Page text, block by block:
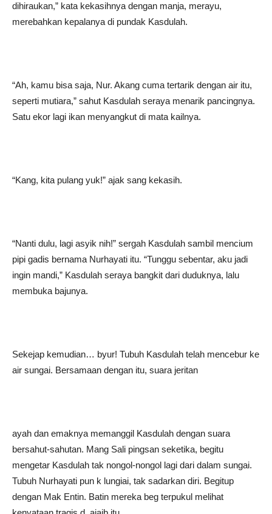
dihiraukan,” kata kekasihnya dengan manja, merayu,
merebahkan kepalanya di pundak Kasdulah.
“Ah, kamu bisa saja, Nur. Akang cuma tertarik dengan air itu,
seperti mutiara,” sahut Kasdulah seraya menarik pancingnya.
Satu ekor lagi ikan menyangkut di mata kailnya.
“Kang, kita pulang yuk!” ajak sang kekasih.
“Nanti dulu, lagi asyik nih!” sergah Kasdulah sambil mencium
pipi gadis bernama Nurhayati itu. “Tunggu sebentar, aku jadi
ingin mandi,” Kasdulah seraya bangkit dari duduknya, lalu
membuka bajunya.
Sekejap kemudian… byur! Tubuh Kasdulah telah mencebur ke
air sungai. Bersamaan dengan itu, suara jeritan
ayah dan emaknya memanggil Kasdulah dengan suara
bersahut-sahutan. Mang Sali pingsan seketika, begitu
mengetar Kasdulah tak nongol-nongol lagi dari dalam sungai.
Tubuh Nurhayati pun k lungiai, tak sadarkan diri. Begitup
dengan Mak Entin. Batin mereka beg terpukul melihat